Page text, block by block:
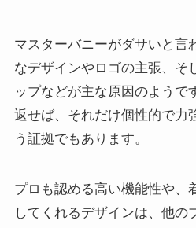
マスターバニーがダサいと言
なデザインやロゴの主張、そ
ップなどが主な原因のようで
返せば、それだけ個性的で力
う証拠でもあります。
プロも認める高い機能性や、
してくれるデザインは、他の